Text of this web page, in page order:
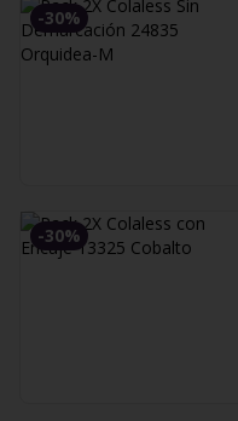
-30%
-30%